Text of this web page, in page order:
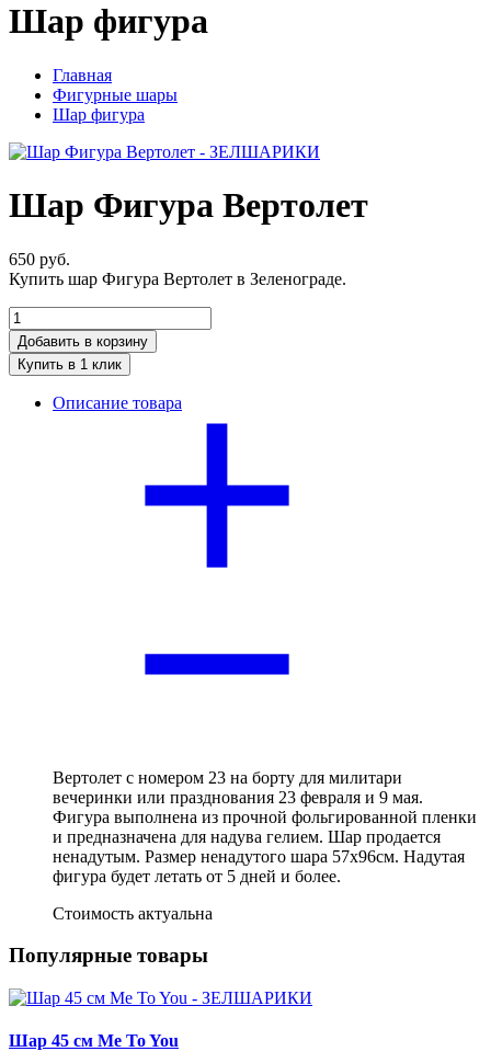
Шар фигура
Главная
Фигурные шары
Шар фигура
Шар Фигура Вертолет
650 руб.
Купить шар Фигура Вертолет в Зеленограде.
Добавить в корзину
Купить в 1 клик
Описание товара
Вертолет с номером 23 на борту для милитари
вечеринки или празднования 23 февраля и 9 мая.
Фигура выполнена из прочной фольгированной пленки
и предназначена для надува гелием. Шар продается
ненадутым. Размер ненадутого шара 57х96см. Надутая
фигура будет летать от 5 дней и более.
Стоимость актуальна
Популярные товары
Шар 45 см Me To You